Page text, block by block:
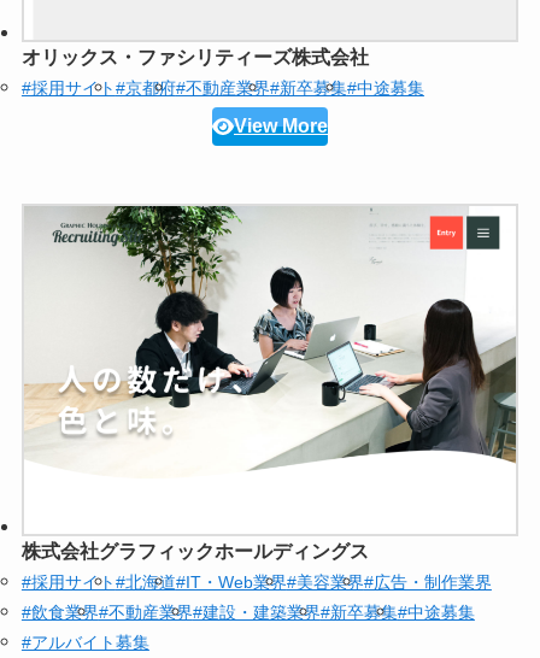
オリックス・ファシリティーズ株式会社
#採用サイト#京都府#不動産業界#新卒募集#中途募集
View More
株式会社グラフィックホールディングス
#採用サイト#北海道#IT・Web業界#美容業界#広告・制作業界
#飲食業界#不動産業界#建設・建築業界#新卒募集#中途募集
#アルバイト募集